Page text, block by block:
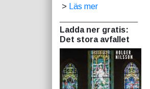
> Läs mer
Ladda ner gratis:
Det stora avfallet